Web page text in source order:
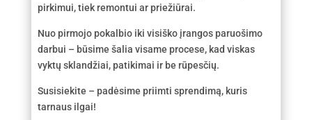
pirkimui, tiek remontui ar priežiūrai.
Nuo pirmojo pokalbio iki visiško įrangos paruošimo
darbui – būsime šalia visame procese, kad viskas
vyktų sklandžiai, patikimai ir be rūpesčių.
Susisiekite – padėsime priimti sprendimą, kuris
tarnaus ilgai!